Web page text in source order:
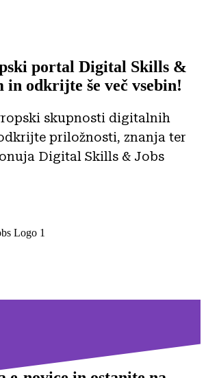
portal Digital Skills &
in odkrijte še več vsebin!
skupnosti digitalnih
priložnosti, znanja ter
Digital Skills & Jobs